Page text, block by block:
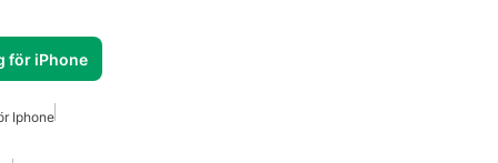
för iPhone
Iphone